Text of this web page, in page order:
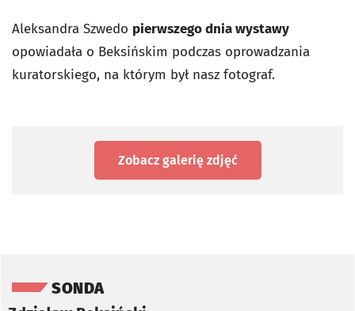
Aleksandra Szwedo pierwszego dnia wystawy
opowiadała o Beksińskim podczas oprowadzania
kuratorskiego, na którym był nasz fotograf.
Zobacz galerię zdjęć
SONDA